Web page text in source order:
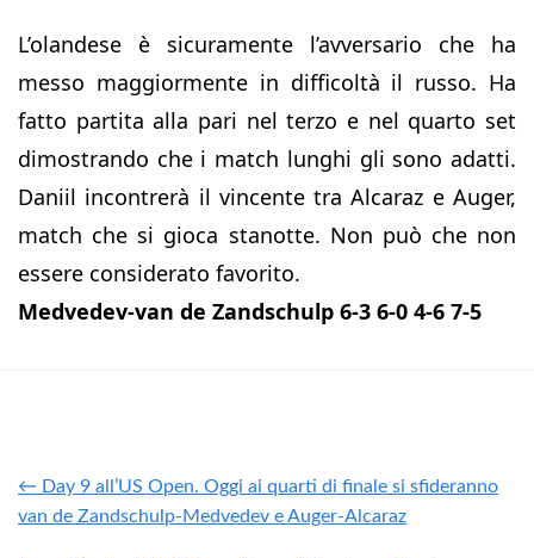
L’olandese è sicuramente l’avversario che ha
messo maggiormente in difficoltà il russo. Ha
fatto partita alla pari nel terzo e nel quarto set
dimostrando che i match lunghi gli sono adatti.
Daniil incontrerà il vincente tra Alcaraz e Auger,
match che si gioca stanotte. Non può che non
essere considerato favorito.
Medvedev-van de Zandschulp 6-3 6-0 4-6 7-5
← Day 9 all’US Open. Oggi ai quarti di finale si sfideranno
van de Zandschulp-Medvedev e Auger-Alcaraz